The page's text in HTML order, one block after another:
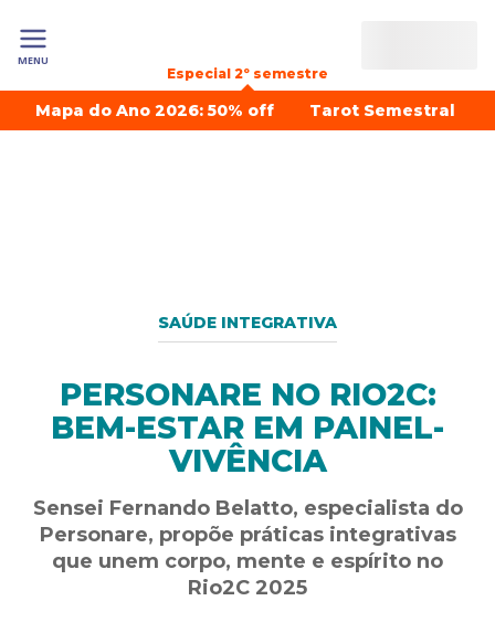
MENU
Especial 2º semestre
Mapa do Ano 2026: 50% off Tarot Semestral
SAÚDE INTEGRATIVA
PERSONARE NO RIO2C:
BEM-ESTAR EM PAINEL-
VIVÊNCIA
Sensei Fernando Belatto, especialista do
Personare, propõe práticas integrativas
que unem corpo, mente e espírito no
Rio2C 2025